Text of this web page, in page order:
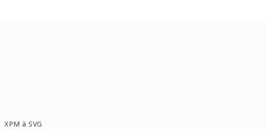
XPM à SVG